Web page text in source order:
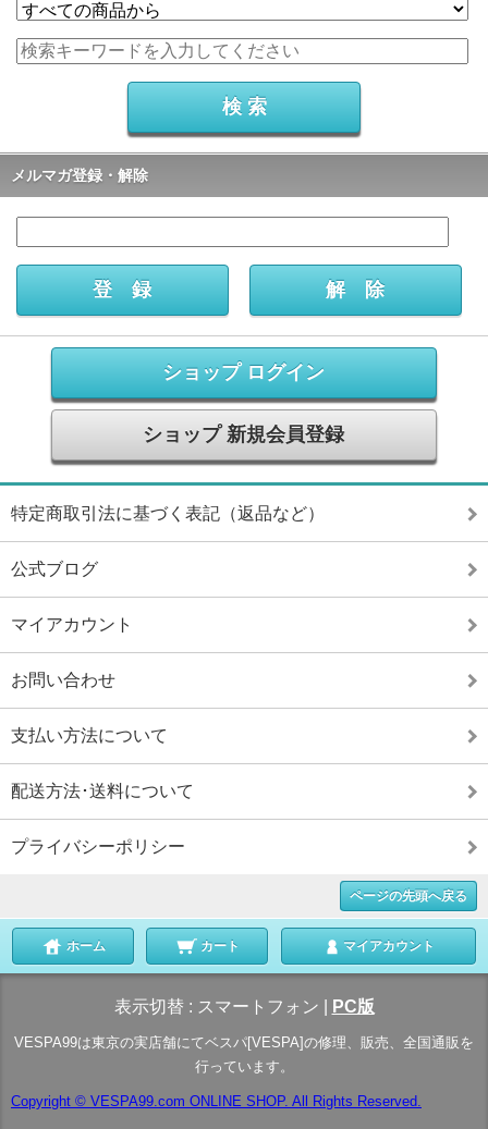
メルマガ登録・解除
ショップ ログイン
ショップ 新規会員登録
特定商取引法に基づく表記（返品など）
公式ブログ
マイアカウント
お問い合わせ
支払い方法について
配送方法･送料について
プライバシーポリシー
ページの先頭へ戻る
ホーム カート マイアカウント
表示切替 : スマートフォン PC版
VESPA99は東京の実店舗にてベスパ[VESPA]の修理、販売、全国通販を
行っています。
Copyright © VESPA99.com ONLINE SHOP. All Rights Reserved.